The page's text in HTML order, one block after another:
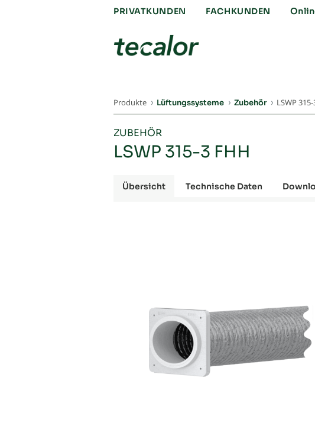
PRIVATKUNDEN FACHKUNDEN
Produkte Lüftungssysteme Zubehör LSWP
ZUBEHÖR
LSWP 315-3 FHH
Übersicht Technische Daten